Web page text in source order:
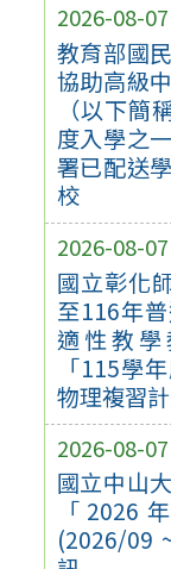
2026-08-07
教育部國
協助高級
（以下簡
度入學之
署已配送
校
2026-08-07
國立彰化
至116年
適性教
「115學
物理複習計
2026-08-07
國立中山
「2026
(2026/09